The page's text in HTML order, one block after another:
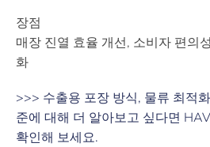
장점
매장 진열 효율 개선, 소비자 편의
화
>>> 수출용 포장 방식, 물류 최적
준에 대해 더 알아보고 싶다면
확인해 보세요.